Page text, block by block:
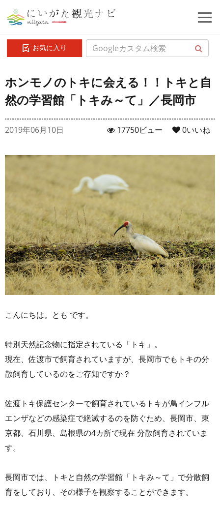
お気に入り
ホンモノのトキに会える！！トキと自
然の学習館「トキみ～て」／長岡市
2019年06月10日 0いいね
17750ビュー
こんにちは。とも です。
特別天然記念物に指定されている「トキ」。
現在、佐渡市で飼育されていますが、長岡市でもトキの分
散飼育しているのをご存知ですか？
佐渡トキ保護センターで飼育されているトキが鳥インフル
エンザなどの感染症で絶滅するのを防ぐため、長岡市、東
京都、石川県、島根県の4カ所で現在 分散飼育されていま
す。
長岡市では、トキと自然の学習館「トキみ～て」で分散飼
育をしており、その様子を観察することができます。